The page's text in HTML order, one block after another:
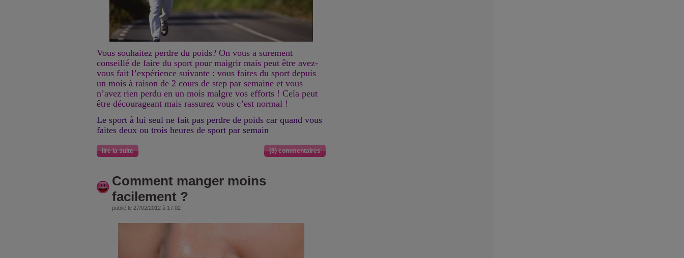
Vous souhaitez perdre du poids? On vous a surement
conseillé de faire du sport pour maigrir mais peut être avez-
vous fait l’expérience suivante : vous faites du sport depuis
un mois à raison de 2 cours de step par semaine et vous
n’avez rien perdu en un mois malgre vos efforts ! Cela peut
être décourageant mais rassurez vous c’est normal !
Le sport à lui seul ne fait pas perdre de poids car quand vous
faites deux ou trois heures de sport par semain
lire la suite (8) commentaires
Comment manger moins
facilement ?
publié le 27/02/2012 à 17:02